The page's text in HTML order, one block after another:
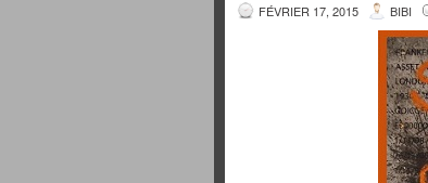
FÉVRIER 17, 2015 BIBI